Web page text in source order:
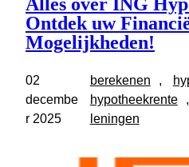
Ontdek uw
Mogelijkheden!
02
decembe
r 2025
berekenen ,
hypotheekrente
,
leningen